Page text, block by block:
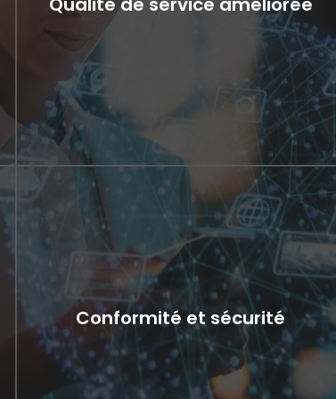
Qualité de service améliorée
Une solution de gestion unifiée des appareils
garantit que les entreprises de
télécommunications peuvent maintenir et
améliorer la qualité de leurs services. Il permet une
surveillance en temps réel, une résolution proactive
des problèmes et une réponse rapide aux
Conformité et sécurité